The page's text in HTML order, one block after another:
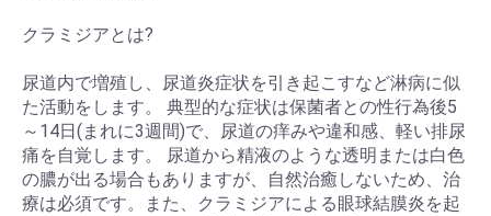
クラミジアとは?
尿道内で増殖し、尿道炎症状を引き起こすなど淋病に似
た活動をします。 典型的な症状は保菌者との性行為後5
～14日(まれに3週間)で、尿道の痒みや違和感、軽い排尿
痛を自覚します。 尿道から精液のような透明または白色
の膿が出る場合もありますが、自然治癒しないため、治
療は必須です。また、クラミジアによる眼球結膜炎を起